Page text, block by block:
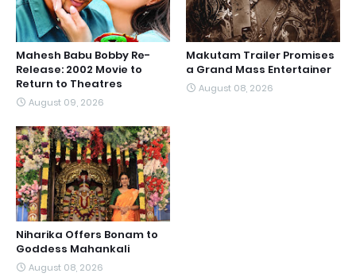
Mahesh Babu Bobby Re-
Release: 2002 Movie to
Return to Theatres
August 09, 2026
Makutam Trailer Promises
a Grand Mass Entertainer
August 08, 2026
Niharika Offers Bonam to
Goddess Mahankali
August 08, 2026